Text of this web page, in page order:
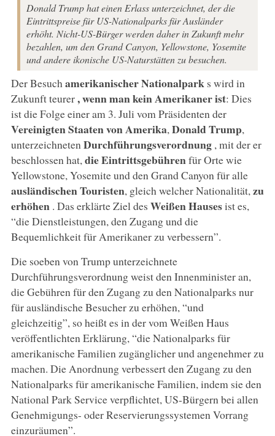
Donald Trump hat einen Erlass unterzeichnet, der die
Eintrittspreise für US-Nationalparks für Ausländer
erhöht. Nicht-US-Bürger werden daher in Zukunft mehr
bezahlen, um den Grand Canyon, Yellowstone, Yosemite
und andere ikonische US-Naturstätten zu besuchen.
Der Besuch amerikanischer Nationalpark s wird in
Zukunft teurer, wenn man kein Amerikaner ist: Dies
ist die Folge einer am 3. Juli vom Präsidenten der
Vereinigten Staaten von Amerika, Donald Trump,
unterzeichneten Durchführungsverordnung , mit der er
beschlossen hat, die Eintrittsgebührenfür Orte wie
Yellowstone, Yosemite und den Grand Canyon für alle
ausländischen Touristen, gleich welcher Nationalität, zu
erhöhen . Das erklärte Ziel des Weißen Hausesist es,
“die Dienstleistungen, den Zugang und die
Bequemlichkeit für Amerikaner zu verbessern”.
Die soeben von Trump unterzeichnete
Durchführungsverordnung weist den Innenminister an,
die Gebühren für den Zugang zu den Nationalparks nur
für ausländische Besucher zu erhöhen, “und
gleichzeitig”, so heißt es in der vom Weißen Haus
veröffentlichten Erklärung, “die Nationalparks für
amerikanische Familien zugänglicher und angenehmer zu
machen. Die Anordnung verbessert den Zugang zu den
Nationalparks für amerikanische Familien, indem sie den
National Park Service verpflichtet, US-Bürgern bei allen
Genehmigungs- oder Reservierungssystemen Vorrang
einzuräumen”.